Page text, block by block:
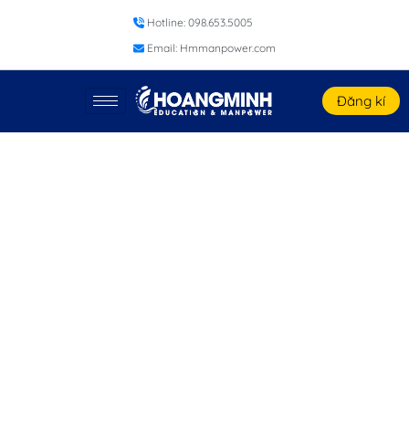
Hotline: 098.653.5005
Email: Hmmanpower.com
Đăng kí